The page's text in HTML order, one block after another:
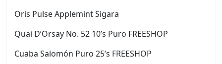
Oris Pulse Applemint Sigara
Quai D’Orsay No. 52 10’s Puro FREESHOP
Cuaba Salomón Puro 25’s FREESHOP